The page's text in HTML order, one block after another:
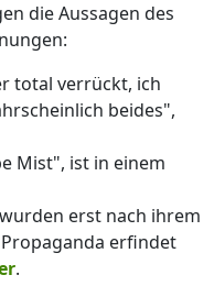
die Aussagen des
total verrückt, ich
beides",
Mist", ist in einem
erst nach ihrem
erfindet
.